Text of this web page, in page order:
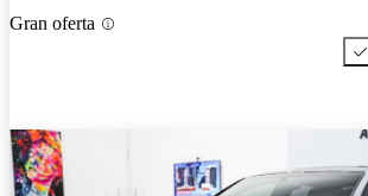
Gran oferta